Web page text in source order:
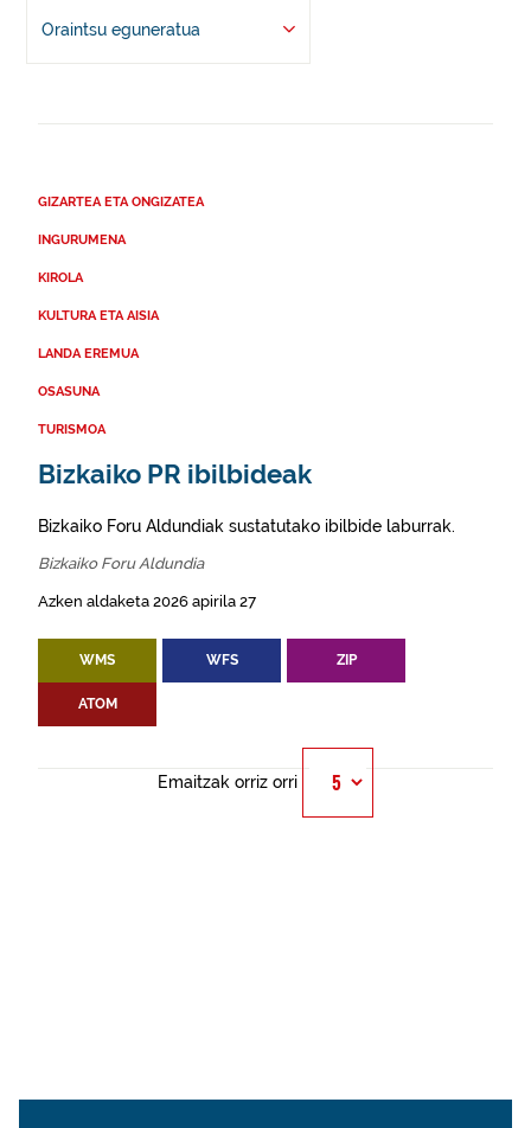
Oraintsu eguneratua
GIZARTEA ETA ONGIZATEA
INGURUMENA
KIROLA
KULTURA ETA AISIA
LANDA EREMUA
OSASUNA
TURISMOA
Bizkaiko PR ibilbideak
Bizkaiko Foru Aldundiak sustatutako ibilbide laburrak.
Bizkaiko Foru Aldundia
Azken aldaketa 2026 apirila 27
WMS WFS ZIP
ATOM
Emaitzak orriz orri